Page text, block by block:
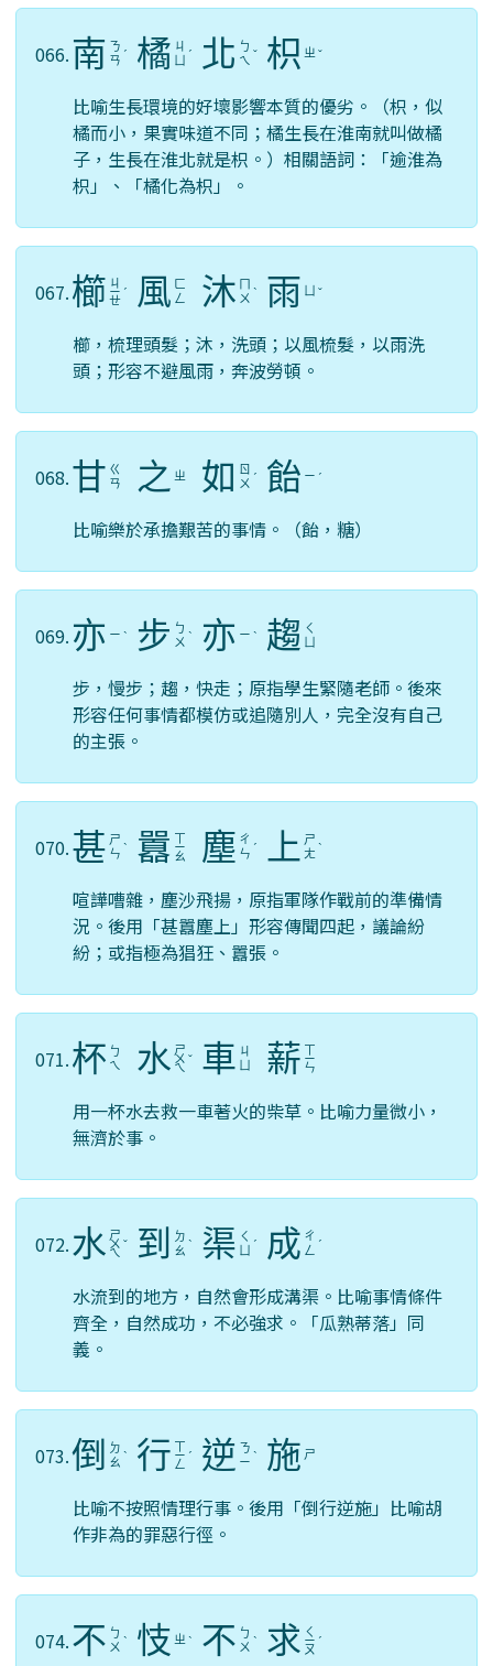
066. 南 ㄋ
ㄢ ˊ 橘 ㄐ
ˊ 北 ㄅ
ㄟ ˇ 枳 ㄓ ˇ
比喻生長環境的好壞影響本質的優劣。（枳，似
橘而小，果實味道不同；橘生長在淮南就叫做橘
子，生長在淮北就是枳。）相關語詞：「逾淮為
枳」、「橘化為枳」。
067.櫛 ㄐ
ㄧ
ㄝ
ˊ 風 ㄈ
ㄥ
沐 ㄇ
ㄨ ˋ 雨 ˇ
櫛，梳理頭髮；沐，洗頭；以風梳髮，以雨洗
頭；形容不避風雨，奔波勞頓。
068.甘 ㄍ
ㄢ
之 ㄓ 如 ㄖ
ㄨ ˊ 飴 ㄧ ˊ
比喻樂於承擔艱苦的事情。（飴，糖）
069. 亦 ㄧ ˋ 步 ㄅ
ㄨ ˋ 亦 ㄧ ˋ 趨 ㄑ
步，慢步；趨，快走；原指學生緊隨老師。後來
形容任何事情都模仿或追隨別人，完全沒有自己
的主張。
070.甚 ㄕ
ㄣ ˋ 囂 ㄒ
ㄧ
ㄠ 塵 ㄔ
ㄣ ˊ 上 ㄕ
ㄤ ˋ
喧譁嘈雜，塵沙飛揚，原指軍隊作戰前的準備情
況。後用「甚囂塵上」形容傳聞四起，議論紛
紛；或指極為猖狂、囂張。
071.杯 ㄅ
ㄟ
水 ㄕ
ㄨ
ㄟ
ˇ 車 ㄐ
薪 ㄒ
ㄧ
ㄣ
用一杯水去救一車著火的柴草。比喻力量微小，
無濟於事。
072.水 ㄕ
ㄨ
ㄟ
ˇ 到
ㄉ
ㄠ ˋ 渠 ㄑ
ˊ 成 ㄔ
ㄥ ˊ
水流到的地方，自然會形成溝渠。比喻事情條件
齊全，自然成功，不必強求。「瓜熟蒂落」同
義。
073.倒
ㄉ
ㄠ ˋ 行 ㄒ
ㄧ
ㄥ
ˊ 逆 ㄋ
ㄧ ˋ 施 ㄕ
比喻不按照情理行事。後用「倒行逆施」比喻胡
作非為的罪惡行徑。
074.不 ㄅ
ㄨ ˋ 忮 ㄓ ˋ 不 ㄅ
ㄨ ˋ 求 ㄑ
ㄧ
ㄡ
ˊ